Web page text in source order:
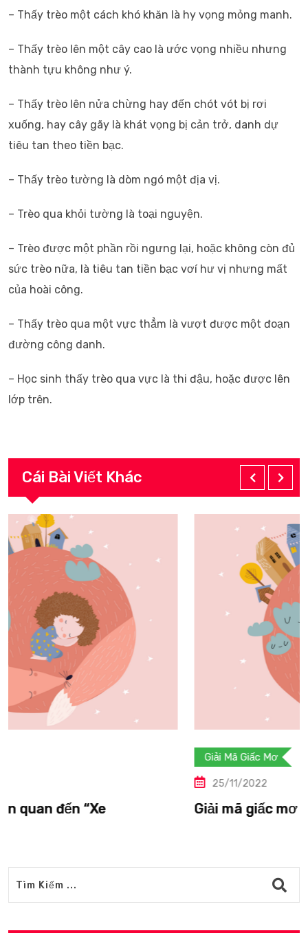
– Thấy trèo một cách khó khăn là hy vọng mỏng manh.
– Thấy trèo lên một cây cao là ước vọng nhiều nhưng
thành tựu không như ý.
– Thấy trèo lên nửa chừng hay đến chót vót bị rơi
xuống, hay cây gãy là khát vọng bị cản trở, danh dự
tiêu tan theo tiền bạc.
– Thấy trèo tường là dòm ngó một địa vị.
– Trèo qua khỏi tường là toại nguyện.
– Trèo được một phần rồi ngưng lại, hoặc không còn đủ
sức trèo nữa, là tiêu tan tiền bạc vơí hư vị nhưng mất
của hoài công.
– Thấy trèo qua một vực thẳm là vượt được một đoạn
đường công danh.
– Học sinh thấy trèo qua vực là thi đậu, hoặc được lên
lớp trên.
Cái Bài Viết Khác
Giải mã giấc mơ liên quan đến “Vượn”.